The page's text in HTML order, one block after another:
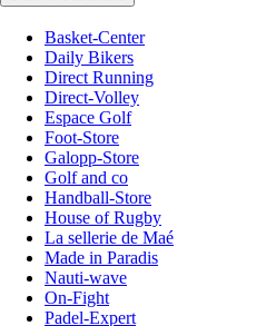
Basket-Center
Daily Bikers
Direct Running
Direct-Volley
Espace Golf
Foot-Store
Galopp-Store
Golf and co
Handball-Store
House of Rugby
La sellerie de Maé
Made in Paradis
Nauti-wave
On-Fight
Padel-Expert